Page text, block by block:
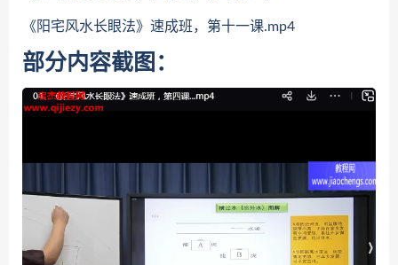
《阳宅风水长眼法》速成班，第十一课.mp4
部分内容截图：